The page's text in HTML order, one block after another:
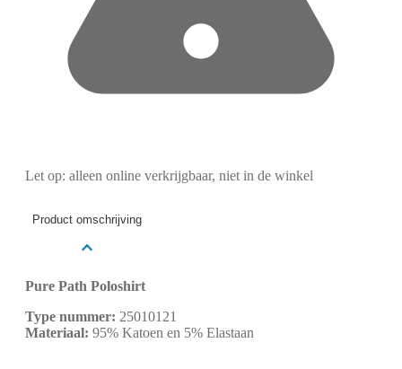
Let op: alleen online verkrijgbaar, niet in de winkel
Product omschrijving
Pure Path Poloshirt
Type nummer: 25010121
Materiaal: 95% Katoen en 5% Elastaan